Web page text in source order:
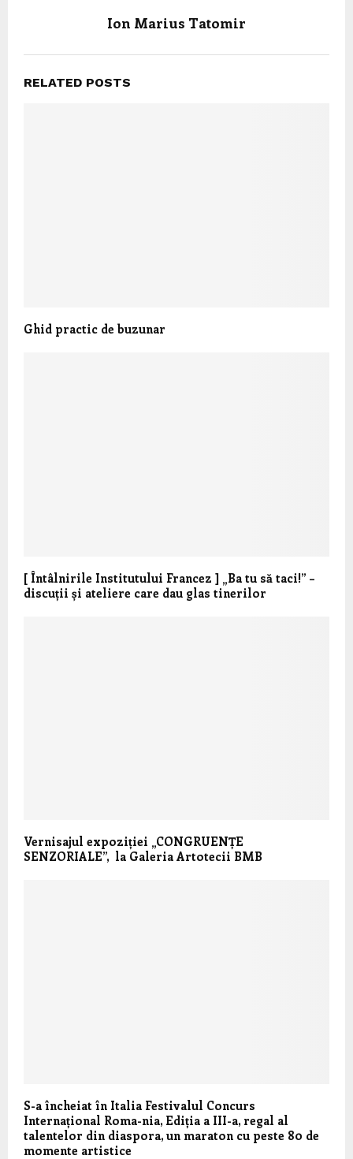
Ion Marius Tatomir
RELATED POSTS
Ghid practic de buzunar
[ Întâlnirile Institutului Francez ] „Ba tu să taci!” –
discuții și ateliere care dau glas tinerilor
Vernisajul expoziției „CONGRUENȚE
SENZORIALE”, la Galeria Artotecii BMB
S-a încheiat în Italia Festivalul Concurs
Internațional Roma-nia, Ediția a III-a, regal al
talentelor din diaspora, un maraton cu peste 80 de
momente artistice